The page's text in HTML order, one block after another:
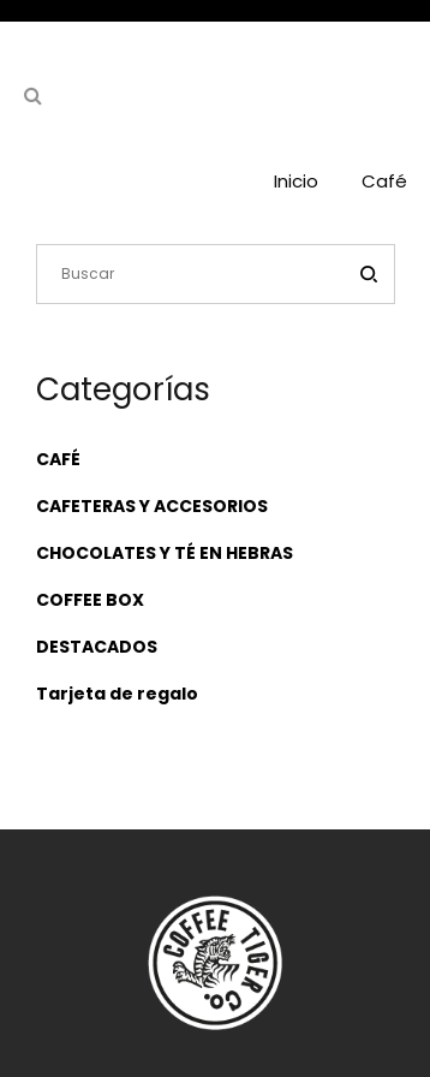
Inicio Café
Categorías
CAFÉ
CAFETERAS Y ACCESORIOS
CHOCOLATES Y TÉ EN HEBRAS
COFFEE BOX
DESTACADOS
Tarjeta de regalo